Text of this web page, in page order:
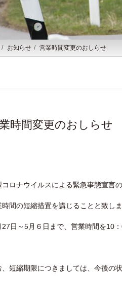
お知らせ 営業時間変更のおしらせ
時間変更のおしらせ
コロナウイルスによる緊急事態宣言
時間の短縮措置を講じることと致しま
27日～5月６日まで、営業時間を10
、短縮期限につきましては、今後の